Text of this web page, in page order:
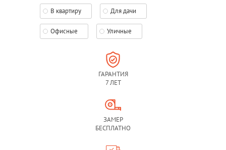
В квартиру Для дачи
Офисные Уличные
ГАРАНТИЯ
7 ЛЕТ
ЗАМЕР
БЕСПЛАТНО